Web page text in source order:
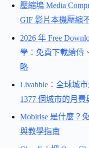
壓縮塢 Media
GIF 影片本機壓縮
2026 年 Free
學：免費下載續傳
略
Livabble：全球城
1377 個城市的月
Mobirise 是什麼？
與教學指南